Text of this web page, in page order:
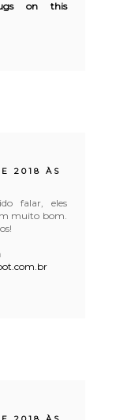
on this
2018 ÀS
falar, eles
muito bom.